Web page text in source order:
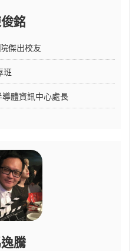
銘
傑出校友
班
體資訊中心處長
騰